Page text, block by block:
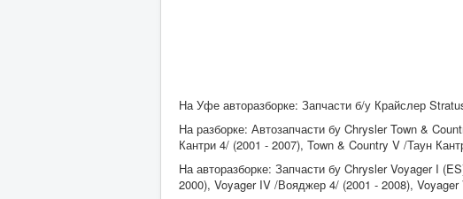
На Уфе авторазборке: Запчасти б/у Крайслер
На разборке: Автозапчасти бу Chrysler Town &
Кантри 4/ (2001 - 2007), Town & Country V /Таун
На авторазборке: Запчасти бу Chrysler Voyager I
2000), Voyager IV /Вояджер 4/ (2001 - 2008),